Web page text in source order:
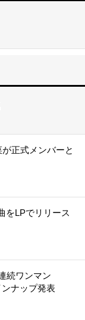
正式メンバーと
をLPでリリース
続ワンマン
ンナップ発表